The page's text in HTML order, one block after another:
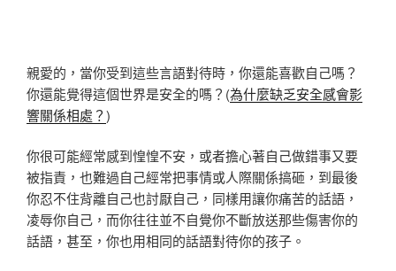
親愛的，當你受到這些言語對待時，你還能喜歡自己嗎？
你還能覺得這個世界是安全的嗎？(為什麼缺乏安全感會影
響關係相處？)
你很可能經常感到惶惶不安，或者擔心著自己做錯事又要
被指責，也難過自己經常把事情或人際關係搞砸，到最後
你忍不住背離自己也討厭自己，同樣用讓你痛苦的話語，
凌辱你自己，而你往往並不自覺你不斷放送那些傷害你的
話語，甚至，你也用相同的話語對待你的孩子。